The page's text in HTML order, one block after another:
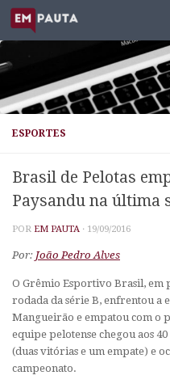
Skip to content
ESPORTES
Brasil de Pelotas
Paysandu na última
POR EM PAUTA · 19/09/2016
Por: João Pedro Alves
O Grêmio Esportivo Brasil, em
rodada da série B, enfrentou a
Mangueirão e empatou com o
equipe pelotense chegou aos
(duas vitórias e um empate) e
campeonato.